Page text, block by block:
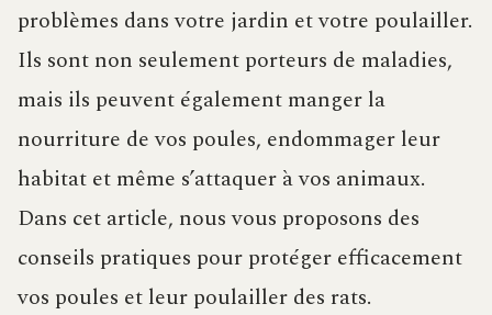
problèmes dans votre jardin et votre poulailler.
Ils sont non seulement porteurs de maladies,
mais ils peuvent également manger la
nourriture de vos poules, endommager leur
habitat et même s’attaquer à vos animaux.
Dans cet article, nous vous proposons des
conseils pratiques pour protéger efficacement
vos poules et leur poulailler des rats.